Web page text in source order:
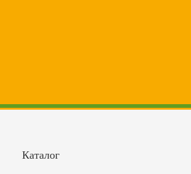
Каталог